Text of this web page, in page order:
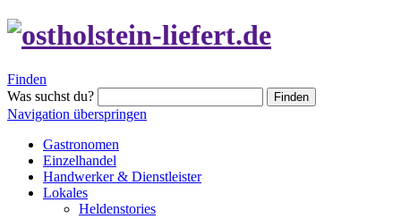
Finden
Was suchst du?
Finden
Navigation überspringen
Gastronomen
Einzelhandel
Handwerker & Dienstleister
Lokales
Heldenstories